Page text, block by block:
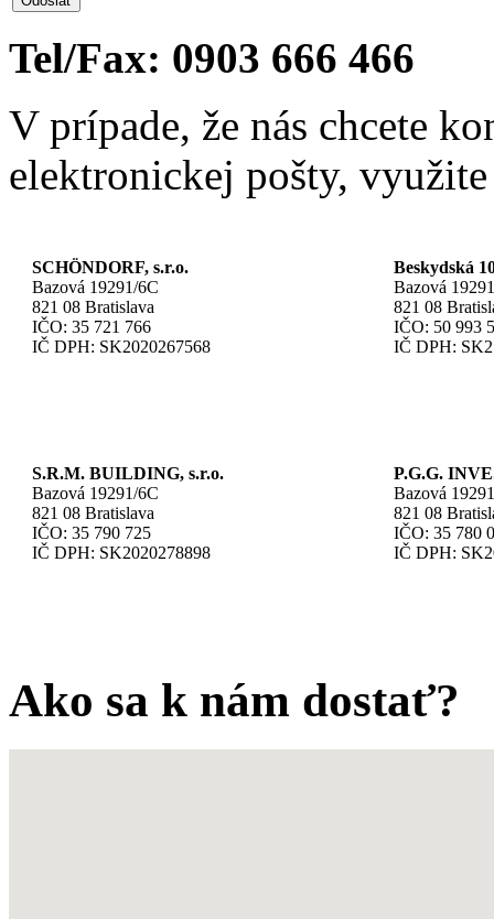
Tel/Fax: 0903 666 466
V prípade, že nás chcete
elektronickej pošty,
SCHÖNDORF, s.r.o.
Bazová 19291/6C
821 08 Bratislava
IČO: 35 721 766
IČ DPH: SK2020267568
Beskydská
Bazová
821 08
IČO: 50 993
IČ DPH:
S.R.M. BUILDING, s.r.o.
Bazová 19291/6C
821 08 Bratislava
IČO: 35 790 725
IČ DPH: SK2020278898
P.G.G.
Bazová
821 08
IČO: 35 780
IČ DPH:
Ako sa k nám dostať?